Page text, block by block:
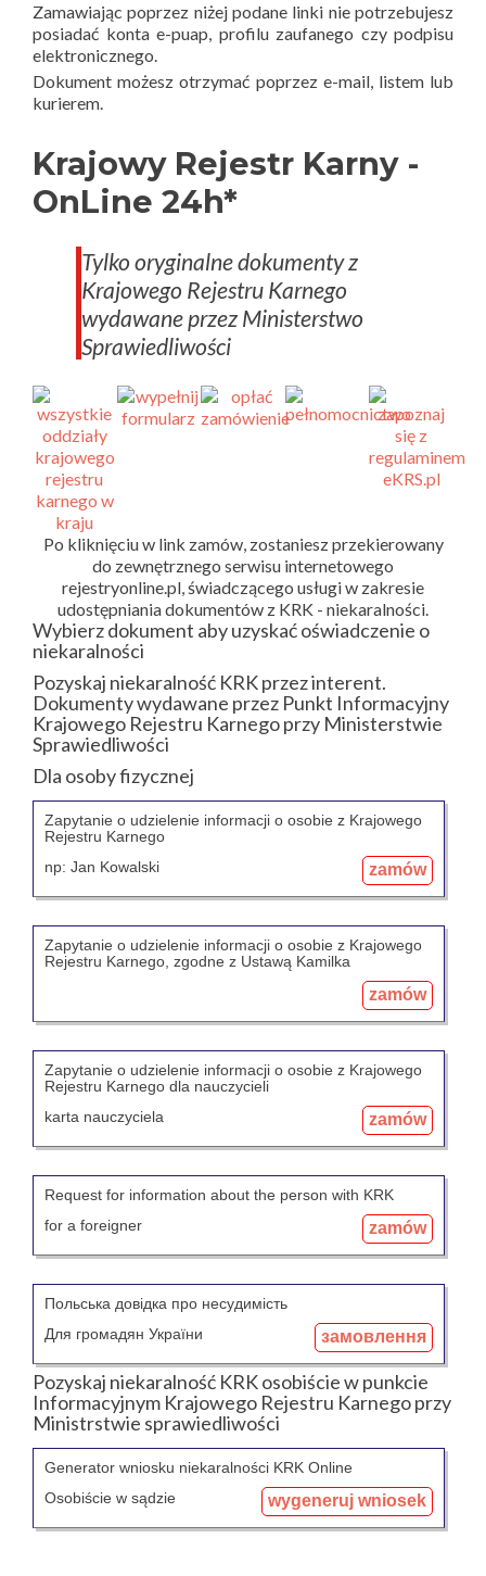
Zamawiając poprzez niżej podane linki nie potrzebujesz
posiadać konta e-puap, profilu zaufanego czy podpisu
elektronicznego.
Dokument możesz otrzymać poprzez e-mail, listem lub
kurierem.
Krajowy Rejestr Karny -
OnLine 24h*
Tylko oryginalne dokumenty z
Krajowego Rejestru Karnego
wydawane przez Ministerstwo
Sprawiedliwości
Po kliknięciu w link zamów, zostaniesz przekierowany
do zewnętrznego serwisu internetowego
rejestryonline.pl, świadczącego usługi w zakresie
udostępniania dokumentów z KRK - niekaralności.
Wybierz dokument aby uzyskać oświadczenie o
niekaralności
Pozyskaj niekaralność KRK przez interent.
Dokumenty wydawane przez Punkt Informacyjny
Krajowego Rejestru Karnego przy Ministerstwie
Sprawiedliwości
Dla osoby fizycznej
Zapytanie o udzielenie informacji o osobie z Krajowego
Rejestru Karnego
np: Jan Kowalski
zamów
Zapytanie o udzielenie informacji o osobie z Krajowego
Rejestru Karnego, zgodne z Ustawą Kamilka
zamów
Zapytanie o udzielenie informacji o osobie z Krajowego
Rejestru Karnego dla nauczycieli
karta nauczyciela
zamów
Request for information about the person with KRK
for a foreigner
zamów
Польська довідка про несудимість
Для громадян України
замовлення
Pozyskaj niekaralność KRK osobiście w punkcie
Informacyjnym Krajowego Rejestru Karnego przy
Ministrstwie sprawiedliwości
Generator wniosku niekaralności KRK Online
Osobiście w sądzie
wygeneruj wniosek